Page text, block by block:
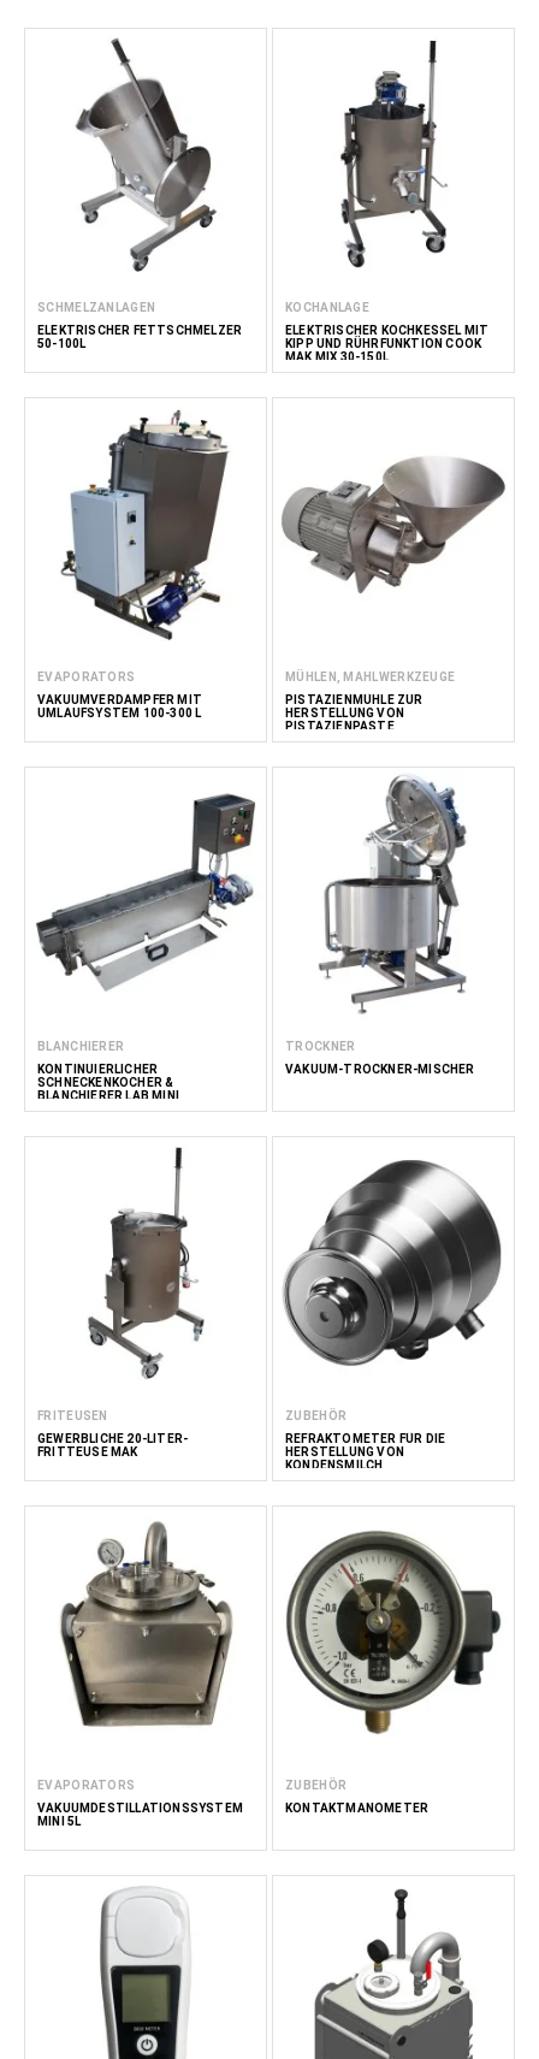
SCHMELZANLAGEN
ELEKTRISCHER FETTSCHMELZER
50-100L
KOCHANLAGE
ELEKTRISCHER KOCHKESSEL MIT
KIPP UND RÜHRFUNKTION COOK
MAK MIX 30-150L
EVAPORATORS
VAKUUMVERDAMPFER MIT
UMLAUFSYSTEM 100-300 L
MÜHLEN, MAHLWERKZEUGE
PISTAZIENMÜHLE ZUR
HERSTELLUNG VON
PISTAZIENPASTE
BLANCHIERER
KONTINUIERLICHER
SCHNECKENKOCHER &
BLANCHIERER LAB MINI
TROCKNER
VAKUUM-TROCKNER-MISCHER
FRITEUSEN
GEWERBLICHE 20-LITER-
FRITTEUSE MAK
ZUBEHÖR
REFRAKTOMETER FÜR DIE
HERSTELLUNG VON
KONDENSMILCH
EVAPORATORS
VAKUUMDESTILLATIONSSYSTEM
MINI 5L
ZUBEHÖR
KONTAKTMANOMETER